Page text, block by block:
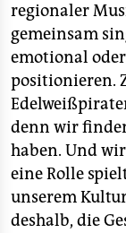
regionaler
gemeinsam
emotional
positionieren.
denn wir
haben. Und
eine Rolle
unserem
deshalb, die